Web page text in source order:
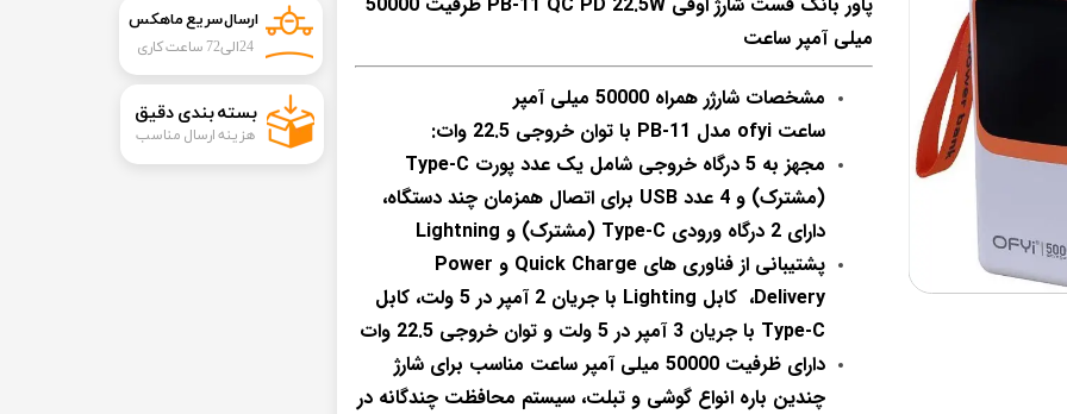
میلی آمپر ساعت
مشخصات شارژر همراه 50000 میلی آمپر
ساعت ofyi مدل PB-11 با توان خروجی 22.5 وات:
مجهز به 5 درگاه خروجی شامل یک عدد پورت Type-C
(مشترک) و 4 عدد USB برای اتصال همزمان چند دستگاه،
دارای 2 درگاه ورودی Type-C (مشترک) و Lightning
پشتیبانی از فناوری های Quick Charge و Power
Delivery، کابل Lighting با جریان 2 آمپر در 5 ولت، کابل
Type-C با جریان 3 آمپر در 5 ولت و توان خروجی 22.5 وات
دارای ظرفیت 50000 میلی آمپر ساعت مناسب برای شارژ
چندین باره انواع گوشی و تبلت، سیستم محافظت چندگانه در
ارسال سریع ماهکس
24الی72 ساعت کاری
​بسته بندی دقیق​​​​​​​
هزینه ارسال مناسب